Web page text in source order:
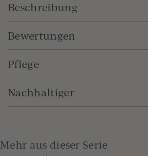
Beschreibung
Bewertungen
Pflege
Nachhaltiger
Mehr aus dieser Serie